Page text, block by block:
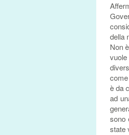
della
Non
è da
ad
sono
state